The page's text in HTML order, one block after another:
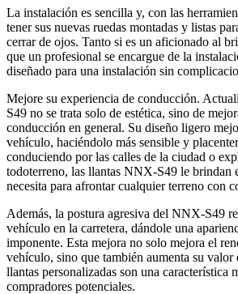
La instalación es sencilla y, con las
tener sus nuevas ruedas montadas y listas
cerrar de ojos. Tanto si es un aficionado al
que un profesional se encargue de la
diseñado para una instalación sin
Mejore su experiencia de conducción.
S49 no se trata solo de estética, sino de
conducción en general. Su diseño ligero
vehículo, haciéndolo más sensible y
conduciendo por las calles de la ciudad o
todoterreno, las llantas NNX-S49 le brindan
necesita para afrontar cualquier terreno con
Además, la postura agresiva del NNX-S49
vehículo en la carretera, dándole una
imponente. Esta mejora no solo mejora el
vehículo, sino que también aumenta su valor
llantas personalizadas son una característica
compradores potenciales.